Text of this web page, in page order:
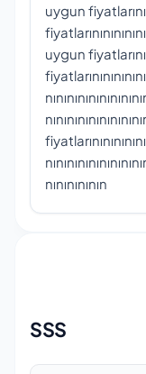
uygun
uygun
nınınınının
SSS